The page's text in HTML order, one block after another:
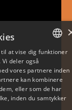
ENGLISH
at vise dig funktioner
deler også
vores partnere inden
kan kombinere
eller som de har
inden du samtykker